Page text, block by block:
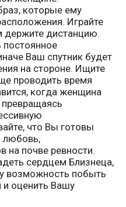
которые ему
Играйте
держите дистанцию.
Ваш спутник будет
на стороне. Ищите
проводить время
когда женщина
что Вы готовы
любовь,
на почве ревности.
сердцем Близнеца,
возможность побыть
и оценить Вашу